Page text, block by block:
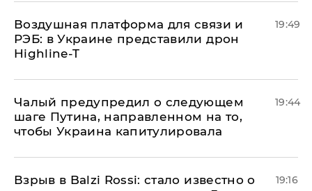
Воздушная платформа для связи и
РЭБ: в Украине представили дрон
Highline-T
19:49
Чалый предупредил о следующем
шаге Путина, направленном на то,
чтобы Украина капитулировала
19:44
Взрыв в Balzi Rossi: стало известно о
19:16